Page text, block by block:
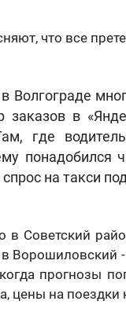
что все
Волгограде
заказов в
где
понадобился
на такси
в Советский
Ворошиловский
прогнозы
цены на